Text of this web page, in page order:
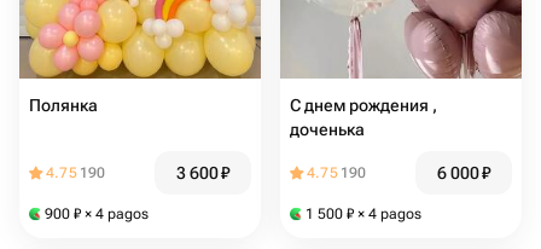
Полянка
4.75 190 3 600₽
900 ₽ × 4 pagos
С днем рождения ,
доченька
4.75 190 6 000₽
1 500 ₽ × 4 pagos